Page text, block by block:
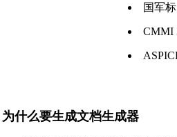
国军
CMMI
为什么要生成文档生成器